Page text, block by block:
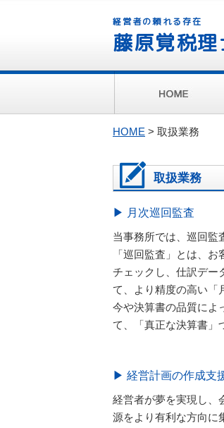
経営者の頼れる存在
藤原覚税
HOME > 取扱業務
取扱業務
▶ 月次巡回監査
当事務所では、巡回監
「巡回監査」とは、
チェックし、仕訳デー
て、より精度の高い「
今や決算書の品質によ
て、「真正な決算書」
▶ 経営計画の作成支
経営者が夢を実現し、
源をより有利な方向に